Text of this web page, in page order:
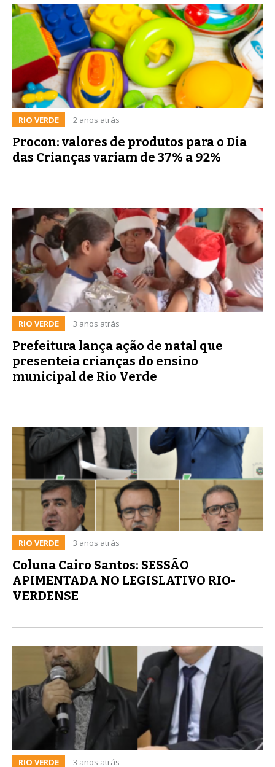
RIO VERDE 2 anos atrás
Procon: valores de produtos para o Dia
das Crianças variam de 37% a 92%
RIO VERDE 3 anos atrás
Prefeitura lança ação de natal que
presenteia crianças do ensino
municipal de Rio Verde
RIO VERDE 3 anos atrás
Coluna Cairo Santos: SESSÃO
APIMENTADA NO LEGISLATIVO RIO-
VERDENSE
RIO VERDE 3 anos atrás